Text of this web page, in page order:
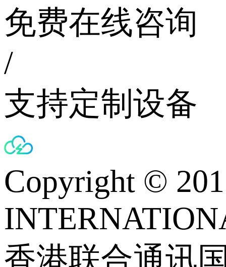
免费在线咨询
/
支持定制设备
Copyright ©
香港联合通讯